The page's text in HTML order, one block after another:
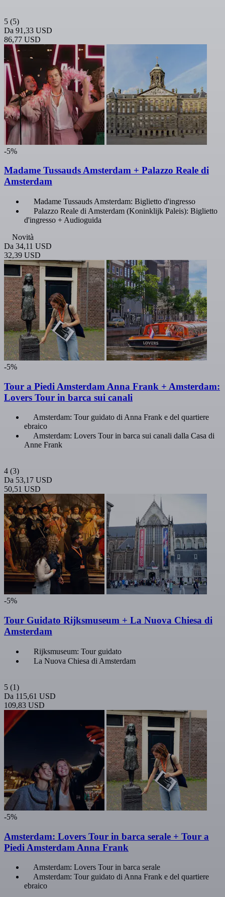
5 (5)
Da 91,33 USD
86,77 USD
-5%
Madame Tussauds Amsterdam + Palazzo Reale di
Amsterdam
Madame Tussauds Amsterdam: Biglietto d'ingresso
Palazzo Reale di Amsterdam (Koninklijk Paleis): Biglietto
d'ingresso + Audioguida
Novità
Da 34,11 USD
32,39 USD
-5%
Tour a Piedi Amsterdam Anna Frank + Amsterdam:
Lovers Tour in barca sui canali
Amsterdam: Tour guidato di Anna Frank e del quartiere
ebraico
Amsterdam: Lovers Tour in barca sui canali dalla Casa di
Anne Frank
4 (3)
Da 53,17 USD
50,51 USD
-5%
Tour Guidato Rijksmuseum + La Nuova Chiesa di
Amsterdam
Rijksmuseum: Tour guidato
La Nuova Chiesa di Amsterdam
5 (1)
Da 115,61 USD
109,83 USD
-5%
Amsterdam: Lovers Tour in barca serale + Tour a
Piedi Amsterdam Anna Frank
Amsterdam: Lovers Tour in barca serale
Amsterdam: Tour guidato di Anna Frank e del quartiere
ebraico